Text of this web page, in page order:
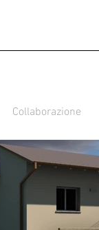
Collaborazione